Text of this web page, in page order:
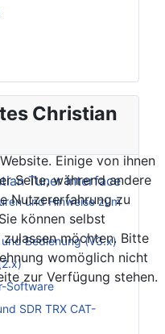
Christian
Tuner Interface
und Hinweise zum
Bedienung (V3.x)
Software
SDR TRX CAT-
Einige von ihnen
Seite, während andere
Nutzererfahrung zu
können selbst
möchten. Bitte
womöglich nicht
zur Verfügung stehen.